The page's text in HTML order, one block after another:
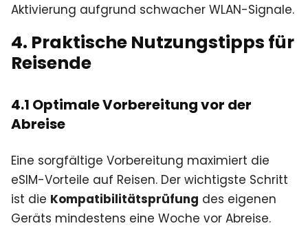
Aktivierung aufgrund schwacher WLAN-Signale.
4. Praktische Nutzungstipps für
Reisende
4.1 Optimale Vorbereitung vor der
Abreise
Eine sorgfältige Vorbereitung maximiert die
eSIM-Vorteile auf Reisen. Der wichtigste Schritt
ist die Kompatibilitätsprüfung des eigenen
Geräts mindestens eine Woche vor Abreise.